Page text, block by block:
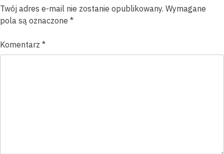
Twój adres e-mail nie zostanie opublikowany. Wymagane
pola są oznaczone *
Komentarz *